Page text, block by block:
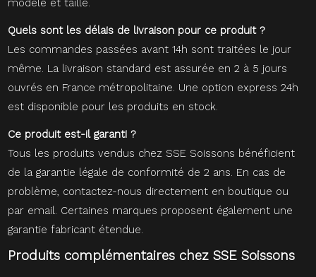
modèle et taille.
Quels sont les délais de livraison pour ce produit ?
Les commandes passées avant 14h sont traitées le jour
même. La livraison standard est assurée en 2 à 5 jours
ouvrés en France métropolitaine. Une option express 24h
est disponible pour les produits en stock.
Ce produit est-il garanti ?
Tous les produits vendus chez SSE Soissons bénéficient
de la garantie légale de conformité de 2 ans. En cas de
problème, contactez-nous directement en boutique ou
par email. Certaines marques proposent également une
garantie fabricant étendue.
Produits complémentaires chez SSE Soissons